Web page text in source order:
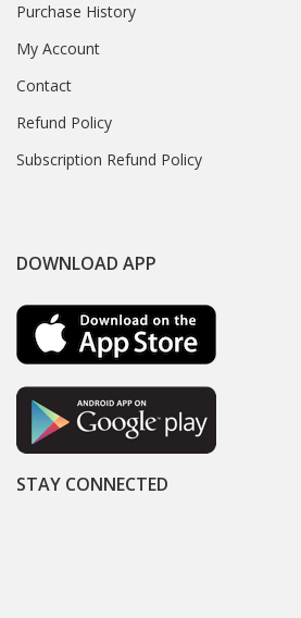
Purchase History
My Account
Contact
Refund Policy
Subscription Refund Policy
DOWNLOAD APP
STAY CONNECTED